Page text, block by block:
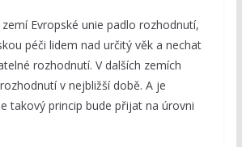
Evropské unie padlo rozhodnutí,
péči lidem nad určitý věk a nechat
rozhodnutí. V dalších zemích
v nejbližší době. A je
takový princip bude přijat na úrovni